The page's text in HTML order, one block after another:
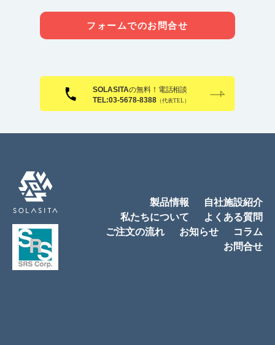
フォームでのお問合せ
製品情報
自社施設紹介
私たちについて
よくある質問
ご注文の流れ
お知らせ
コラム
お問合せ